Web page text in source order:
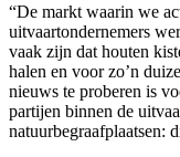
“De markt waarin we
uitvaartondernemers
vaak zijn dat houten
halen en voor zo’n
nieuws te proberen is
partijen binnen de
natuurbegraafplaatsen: